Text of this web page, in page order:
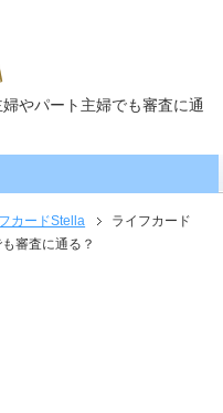
やパート主婦でも審査に通
カードStella
ライフカード
審査に通る？